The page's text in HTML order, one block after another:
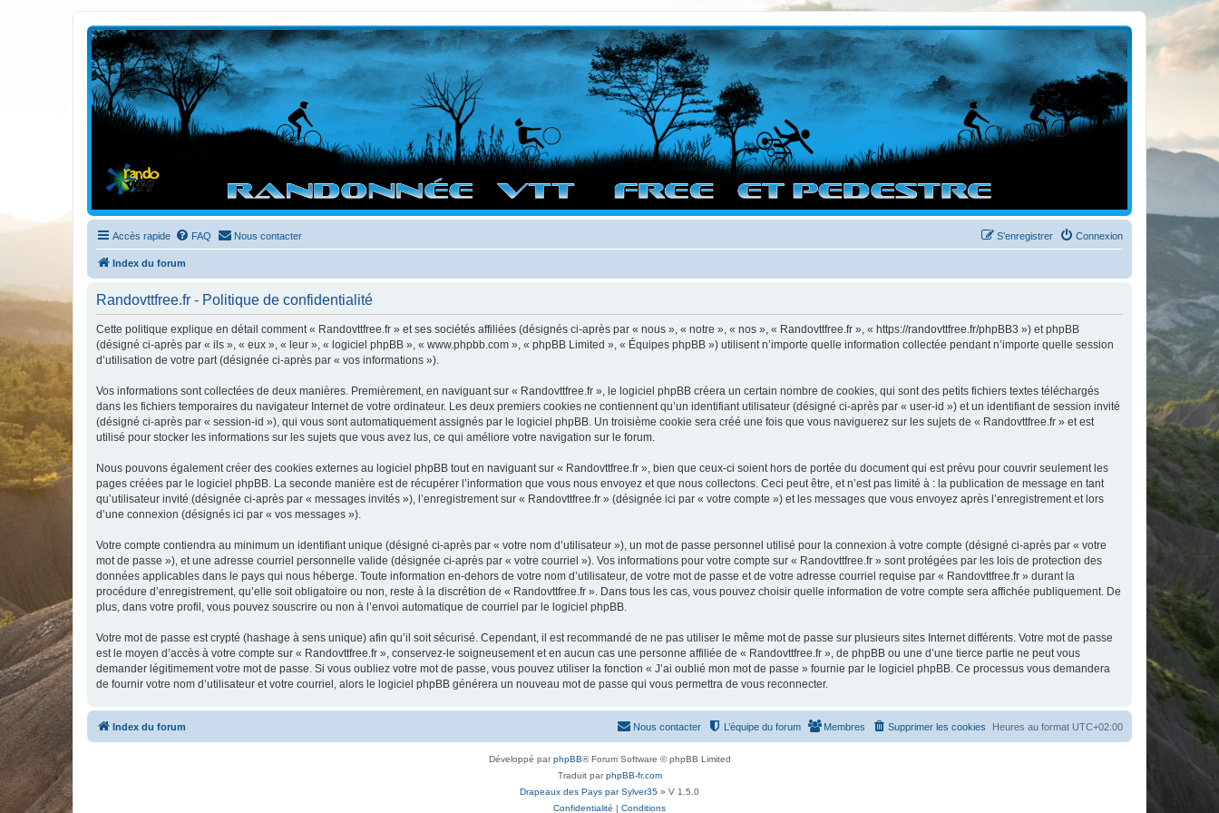
Randovttfree.fr
Bienvenue sur le site des randos vtt et pédestre de Bretagne . Bonne navigation sur le site et bonnes randos dans l'Ouest !
Accès rapide FAQ Nous contacter Connexion
S’enregistrer
Index du forum
Randovttfree.fr - Politique de confidentialité
Cette politique explique en détail comment « Randovttfree.fr » et ses sociétés affiliées (désignés ci-après par « nous », « notre », « nos », « Randovttfree.fr », « https://randovttfree.fr/phpBB3 ») et phpBB
(désigné ci-après par « ils », « eux », « leur », « logiciel phpBB », « www.phpbb.com », « phpBB Limited », « Équipes phpBB ») utilisent n’importe quelle information collectée pendant n’importe quelle session
d’utilisation de votre part (désignée ci-après par « vos informations »).
Vos informations sont collectées de deux manières. Premièrement, en naviguant sur « Randovttfree.fr », le logiciel phpBB créera un certain nombre de cookies, qui sont des petits fichiers textes téléchargés
dans les fichiers temporaires du navigateur Internet de votre ordinateur. Les deux premiers cookies ne contiennent qu’un identifiant utilisateur (désigné ci-après par « user-id ») et un identifiant de session invité
(désigné ci-après par « session-id »), qui vous sont automatiquement assignés par le logiciel phpBB. Un troisième cookie sera créé une fois que vous naviguerez sur les sujets de « Randovttfree.fr » et est
utilisé pour stocker les informations sur les sujets que vous avez lus, ce qui améliore votre navigation sur le forum.
Nous pouvons également créer des cookies externes au logiciel phpBB tout en naviguant sur « Randovttfree.fr », bien que ceux-ci soient hors de portée du document qui est prévu pour couvrir seulement les
pages créées par le logiciel phpBB. La seconde manière est de récupérer l’information que vous nous envoyez et que nous collectons. Ceci peut être, et n’est pas limité à : la publication de message en tant
qu’utilisateur invité (désignée ci-après par « messages invités »), l’enregistrement sur « Randovttfree.fr » (désignée ici par « votre compte ») et les messages que vous envoyez après l’enregistrement et lors
d’une connexion (désignés ici par « vos messages »).
Votre compte contiendra au minimum un identifiant unique (désigné ci-après par « votre nom d’utilisateur »), un mot de passe personnel utilisé pour la connexion à votre compte (désigné ci-après par « votre
mot de passe »), et une adresse courriel personnelle valide (désignée ci-après par « votre courriel »). Vos informations pour votre compte sur « Randovttfree.fr » sont protégées par les lois de protection des
données applicables dans le pays qui nous héberge. Toute information en-dehors de votre nom d’utilisateur, de votre mot de passe et de votre adresse courriel requise par « Randovttfree.fr » durant la
procédure d’enregistrement, qu’elle soit obligatoire ou non, reste à la discrétion de « Randovttfree.fr ». Dans tous les cas, vous pouvez choisir quelle information de votre compte sera affichée publiquement. De
plus, dans votre profil, vous pouvez souscrire ou non à l’envoi automatique de courriel par le logiciel phpBB.
Votre mot de passe est crypté (hashage à sens unique) afin qu’il soit sécurisé. Cependant, il est recommandé de ne pas utiliser le même mot de passe sur plusieurs sites Internet différents. Votre mot de passe
est le moyen d’accès à votre compte sur « Randovttfree.fr », conservez-le soigneusement et en aucun cas une personne affiliée de « Randovttfree.fr », de phpBB ou une d’une tierce partie ne peut vous
demander légitimement votre mot de passe. Si vous oubliez votre mot de passe, vous pouvez utiliser la fonction « J’ai oublié mon mot de passe » fournie par le logiciel phpBB. Ce processus vous demandera
de fournir votre nom d’utilisateur et votre courriel, alors le logiciel phpBB générera un nouveau mot de passe qui vous permettra de vous reconnecter.
Index du forum Heures au format UTC+02:00
Supprimer les cookies
Membres
L’équipe du forum
Nous contacter
Développé parphpBB® Forum Software © phpBB Limited
Traduit parphpBB-fr.com
Drapeaux des Pays par Sylver35 » V 1.5.0
Confidentialité
Conditions